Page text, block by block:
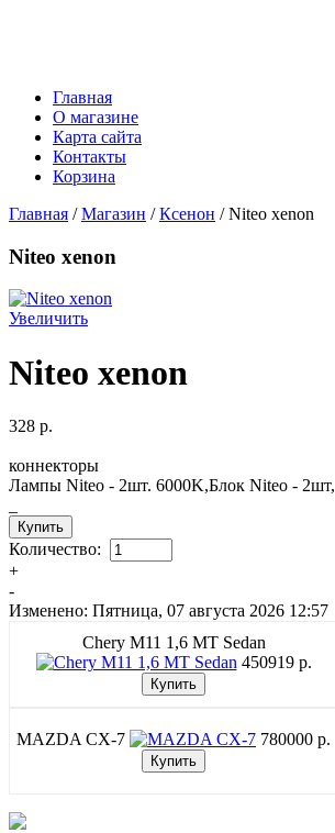
Главная
О магазине
Карта сайта
Контакты
Корзина
Главная /Магазин /Ксенон / Niteo xenon
Niteo xenon
Увеличить
Niteo xenon
328 p.
коннекторы
Лампы Niteo - 2шт. 6000K,Блок Niteo - 2шт,
Количество:
+
-
Изменено: Пятница, 07 августа 2026 12:57
Chery M11 1,6 MT Sedan
450919 p.
MAZDA CX-7 780000 p.